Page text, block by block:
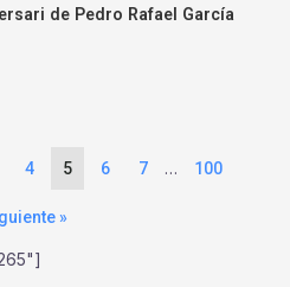
de Pedro Rafael García
4 5 6 7 … 100
»